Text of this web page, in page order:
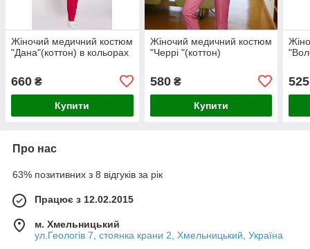
Жіночий медичний костюм
"Дана"(коттон) в кольорах
660 ₴
Купити
Жіночий медичний костюм
"Черрі "(коттон)
580₴
Купити
525
Про нас
63% позитивних з 8 відгуків за рік
Працює з 12.02.2015
м. Хмельницький
ул.Геологів 7, стоянка крани 2, Хмельницький, Україна